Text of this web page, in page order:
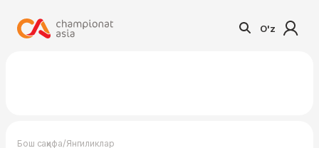
O'z
Бош саҳифа/Янгиликлар